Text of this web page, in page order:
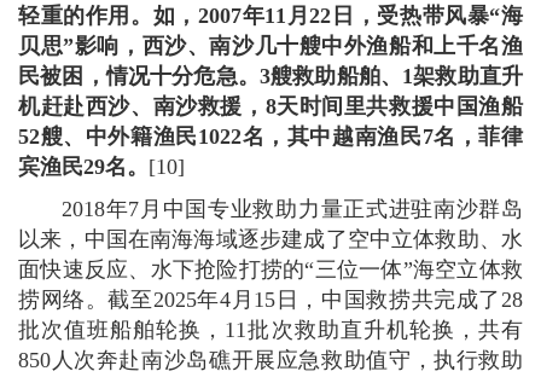
轻重的作用。如，2007年11月22日，受热带风暴“海
贝思”影响，西沙、南沙几十艘中外渔船和上千名渔
民被困，情况十分危急。3艘救助船舶、1架救助直升
机赶赴西沙、南沙救援，8天时间里共救援中国渔船
52艘、中外籍渔民1022名，其中越南渔民7名，菲律
宾渔民29名。 [10]
2018年7月中国专业救助力量正式进驻南沙群岛
以来，中国在南海海域逐步建成了空中立体救助、水
面快速反应、水下抢险打捞的“三位一体”海空立体救
捞网络。截至2025年4月15日，中国救捞共完成了28
批次值班船舶轮换，11批次救助直升机轮换，共有
850人次奔赴南沙岛礁开展应急救助值守，执行救助